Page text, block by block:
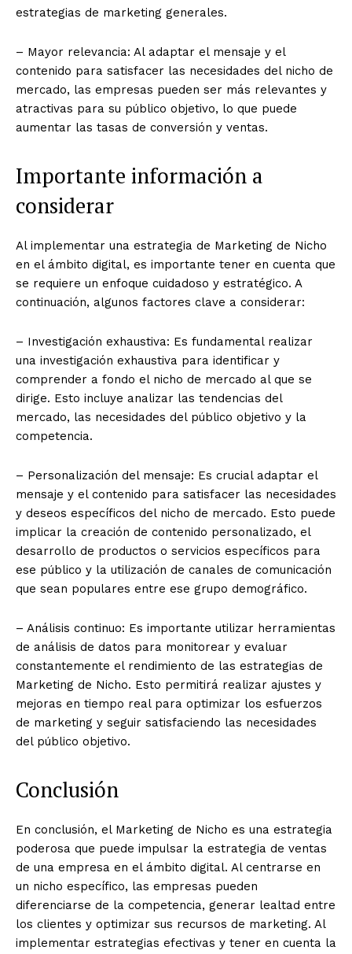
estrategias de marketing generales.
– Mayor relevancia: Al adaptar el mensaje y el
contenido para satisfacer las necesidades del nicho de
mercado, las empresas pueden ser más relevantes y
atractivas para su público objetivo, lo que puede
aumentar las tasas de conversión y ventas.
Importante información a
considerar
Al implementar una estrategia de Marketing de Nicho
en el ámbito digital, es importante tener en cuenta que
se requiere un enfoque cuidadoso y estratégico. A
continuación, algunos factores clave a considerar:
– Investigación exhaustiva: Es fundamental realizar
una investigación exhaustiva para identificar y
comprender a fondo el nicho de mercado al que se
dirige. Esto incluye analizar las tendencias del
mercado, las necesidades del público objetivo y la
competencia.
– Personalización del mensaje: Es crucial adaptar el
mensaje y el contenido para satisfacer las necesidades
y deseos específicos del nicho de mercado. Esto puede
implicar la creación de contenido personalizado, el
desarrollo de productos o servicios específicos para
ese público y la utilización de canales de comunicación
que sean populares entre ese grupo demográfico.
– Análisis continuo: Es importante utilizar herramientas
de análisis de datos para monitorear y evaluar
constantemente el rendimiento de las estrategias de
Marketing de Nicho. Esto permitirá realizar ajustes y
mejoras en tiempo real para optimizar los esfuerzos
de marketing y seguir satisfaciendo las necesidades
del público objetivo.
Conclusión
En conclusión, el Marketing de Nicho es una estrategia
poderosa que puede impulsar la estrategia de ventas
de una empresa en el ámbito digital. Al centrarse en
un nicho específico, las empresas pueden
diferenciarse de la competencia, generar lealtad entre
los clientes y optimizar sus recursos de marketing. Al
implementar estrategias efectivas y tener en cuenta la